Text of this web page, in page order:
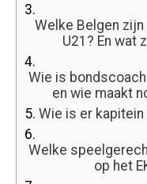
3.
Welke Belgen
U21? En wat
4.
Wie is
en wie maakt
5. Wie is er
6.
Welke
op het